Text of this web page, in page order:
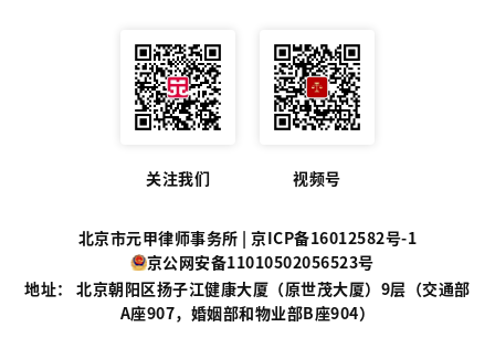
关注我们 视频号
北京市元甲律师事务所 |京ICP备16012582号-1
京公网安备11010502056523号
地址： 北京朝阳区扬子江健康大厦（原世茂大厦）9层（交通部
A座907，婚姻部和物业部B座904）